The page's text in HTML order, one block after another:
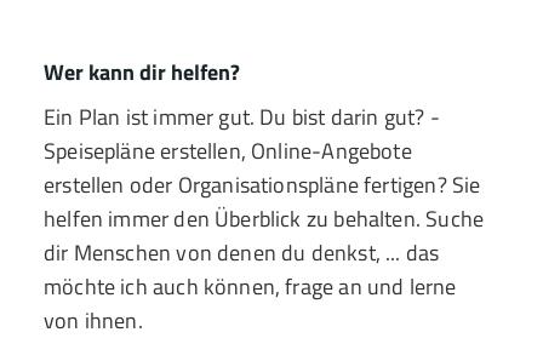
Wer kann dir helfen?
Ein Plan ist immer gut. Du bist darin gut? -
Speisepläne erstellen, Online-Angebote
erstellen oder Organisationspläne fertigen? Sie
helfen immer den Überblick zu behalten. Suche
dir Menschen von denen du denkst, ... das
möchte ich auch können, frage an und lerne
von ihnen.